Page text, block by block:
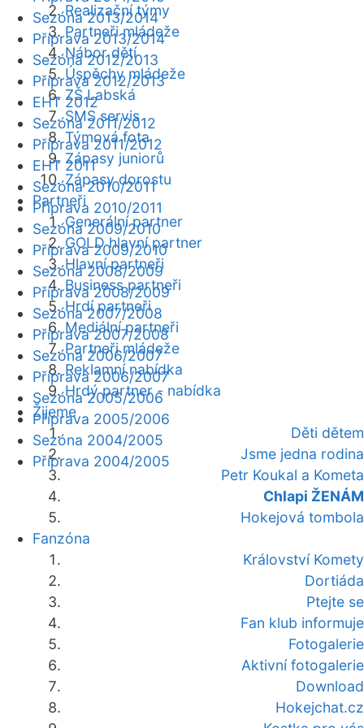
Realizační týmy
Partneři mládeže
Nábor dětí
Úspěchy mládeže
ZŠ Labská
SMS servis
Týmová fota
Zápasy juniorů
Zápasy dorostu
Partneři
Generální partner
GOLD hlavní partner
Hlavní partneři
Business partneři
Hrdí partneři
Mediální partneři
Partneři mládeže
Reklamní nabídka
Hrdý partner - nabídka
Žijeme
Děti dětem
Jsme jedna rodina
Petr Koukal a Kometa
Chlapi ŽENÁM
Hokejová tombola
Fanzóna
Království Komety
Dortiáda
Ptejte se
Fan klub informuje
Fotogalerie
Aktivní fotogalerie
Download
Hokejchat.cz
Sezóna 2013/2014
Příprava 2013/2014
Sezóna 2012/2013
Příprava 2012/2013
EHT 2012
Sezóna 2011/2012
Příprava 2011/2012
EHT 2011
Sezóna 2010/2011
Příprava 2010/2011
Sezóna 2009/2010
Příprava 2009/2010
Sezóna 2008/2009
Příprava 2008/2009
Sezóna 2007/2008
Příprava 2007/2008
Sezóna 2006/2007
Příprava 2006/2007
Sezóna 2005/2006
Příprava 2005/2006
Sezóna 2004/2005
Příprava 2004/2005